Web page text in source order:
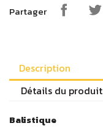
Partager
Description
Détails du produit
Balistique